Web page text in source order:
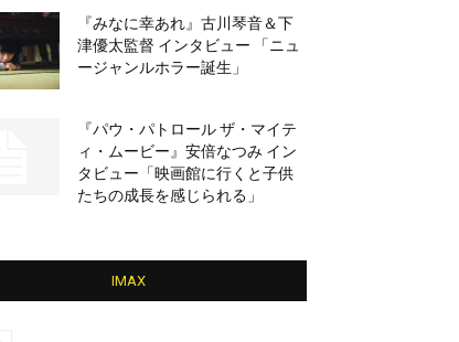
『みなに幸あれ』古川琴音＆下
津優太監督 インタビュー 「ニュ
ージャンルホラー誕生」
『パウ・パトロール ザ・マイテ
ィ・ムービー』安倍なつみ イン
タビュー「映画館に行くと子供
たちの成長を感じられる」
IMAX